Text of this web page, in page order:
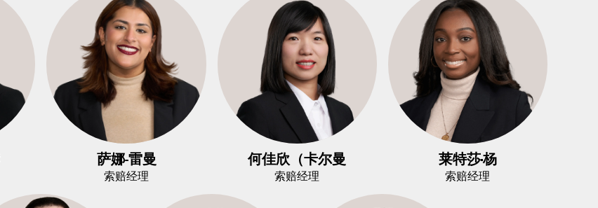
萨娜-雷曼
索赔经理
何佳欣（卡尔曼
索赔经理
莱特莎·杨
索赔经理